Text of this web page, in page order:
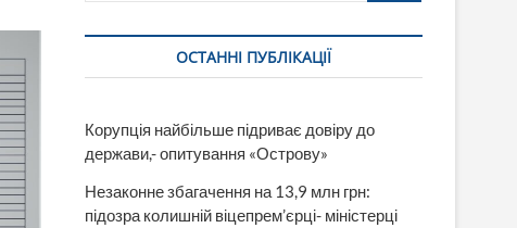
ОСТАННІ ПУБЛІКАЦІЇ
Корупція найбільше підриває довіру до
держави,- опитування «Острову»
Незаконне збагачення на 13,9 млн грн:
підозра колишній віцепрем’єрці- міністерці